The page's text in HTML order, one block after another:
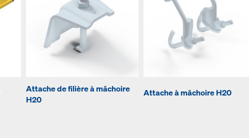
Attache de filière à mâchoire
H20
Attache à mâchoire H20